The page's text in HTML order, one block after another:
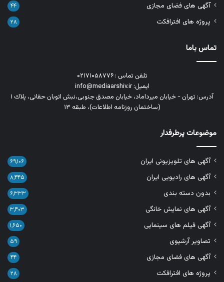
آگهی های فضای مجازی ۴۴
پروژه های افترافکت ۲۸
تماس باما
تلفن تماس : ۰۲۱۷۱۰۵۸۷۷۶
ایمیل: info@mediaarshiv.ir
آدرس: تهران - خیابان میرداماد، خیابان مصدق جنوبی،نبش اتوبان حقانی، پلاك ١
(ساختمان روزنامه اطلاعات)، طبقه ۱۳
موضوعات پرطرفدار
آگهی های تلویزیونی ایران ۶۹,۱۰۶
آگهی های رادیویی ایران ۸,۴۴۵
بدون دسته بندی ۶,۳۳۳
آگهی های نمایش خانگی ۳,۴۰۳
آگهی فیلم های سینمایی ۱,۶۵۰
تصاویر آرشیوی ۵۹
آگهی های فضای مجازی ۴۴
پروژه های افترافکت ۲۸